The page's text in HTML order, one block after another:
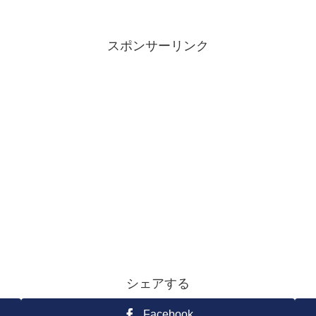
スポンサーリンク
シェアする